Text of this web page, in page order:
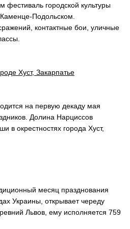
городской культуры
Подольском.
контактные бои, уличные
Хуст, Закарпатье
на первую декаду мая
Долина Нарциссов
в окрестностях города Хуст,
месяц празднования
Украины, открывает череду
Львов, ему исполняется 759